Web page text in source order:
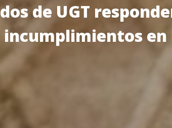
de UGT